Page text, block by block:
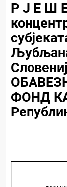
Р Ј Е Ш
ФОНД